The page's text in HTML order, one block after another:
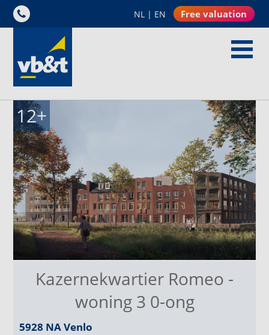
NL | EN Free valuation
12+
Kazernekwartier Romeo -
woning 3 0-ong
5928 NAVenlo